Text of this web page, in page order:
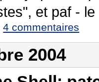
et paf -
4 commentaires
2004